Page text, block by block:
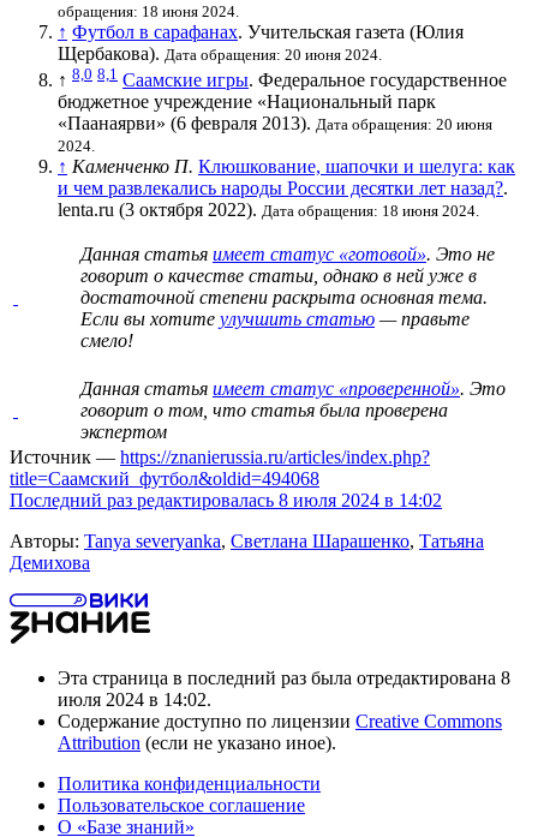
обращения: 18 июня 2024.
↑ Футбол в сарафанах. Учительская газета (Юлия
Щербакова). Дата обращения: 20 июня 2024.
↑ 8,0 8,1 Саамские игры. Федеральное государственное
бюджетное учреждение «Национальный парк
«Паанаярви» (6 февраля 2013). Дата обращения: 20 июня
2024.
↑ Каменченко П. Клюшкование, шапочки и шелуга: как
и чем развлекались народы России десятки лет назад?.
lenta.ru (3 октября 2022). Дата обращения: 18 июня 2024.
Данная статья имеет статус «готовой». Это не
говорит о качестве статьи , однако в ней уже в
достаточной степени раскрыта основная тема.
Если вы хотите улучшить статью — правьте
смело!
Данная статья имеет статус «проверенной». Это
говорит о том, что статья была проверена
экспертом
Источник — https://znanierussia.ru/articles/index.php?
title=Саамский_футбол&oldid=494068
Последний раз редактировалась 8 июля 2024 в 14:02
Авторы: Tanya severyanka, Светлана Шарашенко, Татьяна
Демихова
Эта страница в последний раз была отредактирована 8
июля 2024 в 14:02.
Содержание доступно по лицензии Creative Commons
Attribution (если не указано иное).
Политика конфиденциальности
Пользовательское соглашение
О «Базе знаний»